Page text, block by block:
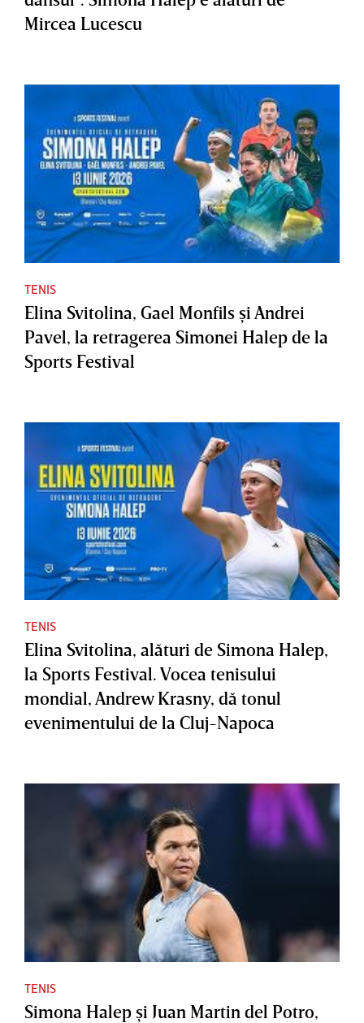
Mircea Lucescu
TENIS
Elina Svitolina, Gael Monfils şi Andrei
Pavel, la retragerea Simonei Halep de la
Sports Festival
TENIS
Elina Svitolina, alături de Simona Halep,
la Sports Festival. Vocea tenisului
mondial, Andrew Krasny, dă tonul
evenimentului de la Cluj-Napoca
TENIS
Simona Halep şi Juan Martin del Potro,